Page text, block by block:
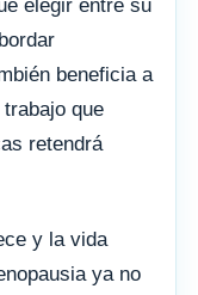
elegir entre su
beneficia a
que
retendrá
y la vida
ya no